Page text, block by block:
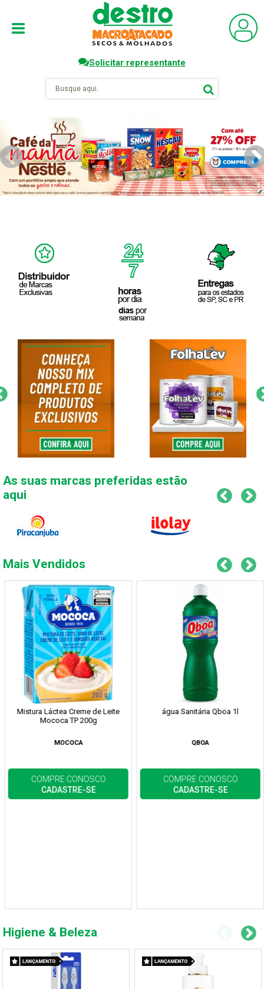
Solicitar representante
As suas marcas preferidas estão
aqui
Mais Vendidos
Mistura Láctea Creme de Leite
Mococa TP 200g
MOCOCA
COMPRE CONOSCO
CADASTRE-SE
água Sanitária Qboa 1l
QBOA
COMPRE CONOSCO
CADASTRE-SE
Higiene & Beleza